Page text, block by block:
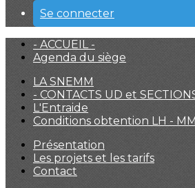
Se connecter
- ACCUEIL -
Agenda du siège
LA SNEMM
- CONTACTS UD et
L'Entraide
Conditions obtention LH -
Présentation
Les projets et les tarifs
Contact